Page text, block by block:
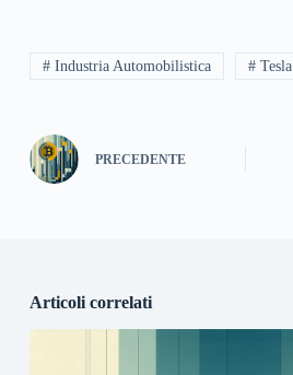
# Industria Automobilistica # Tesla
PRECEDENTE
Articoli correlati